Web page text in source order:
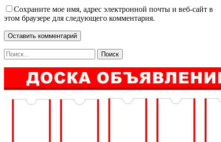
Сохраните мое имя, адрес электронной почты и веб-сайт в
этом браузере для следующего комментария.